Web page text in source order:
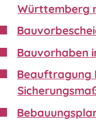
Württemberg
Bauvorhaben
Beauftragung